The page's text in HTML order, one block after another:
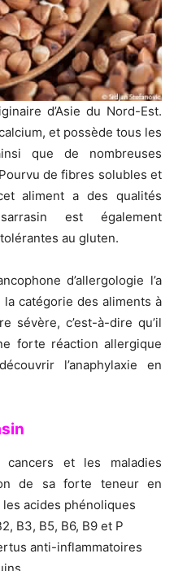
d’Asie du Nord-Est.
et possède tous les
que de nombreuses
de fibres solubles et
aliment a des qualités
est également
au gluten.
d’allergologie l’a
catégorie des aliments à
sévère, c’est-à-dire qu’il
forte réaction allergique
l’anaphylaxie en
et les maladies
de sa forte teneur en
acides phénoliques
B3, B5, B6, B9 et P
anti-inflammatoires